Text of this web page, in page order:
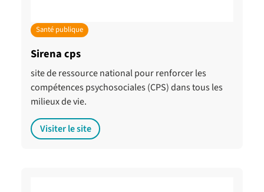
Santé publique
Sirena cps
site de ressource national pour renforcer les
compétences psychosociales (CPS) dans tous les
milieux de vie.
Visiter le site